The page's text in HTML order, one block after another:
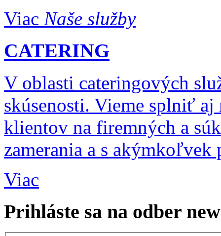
Viac Naše služby
CATERING
V oblasti cateringových
skúsenosti. Vieme splniť
klientov na firemných a
zamerania a s akýmkoľvek
Viac
Prihláste sa na odber